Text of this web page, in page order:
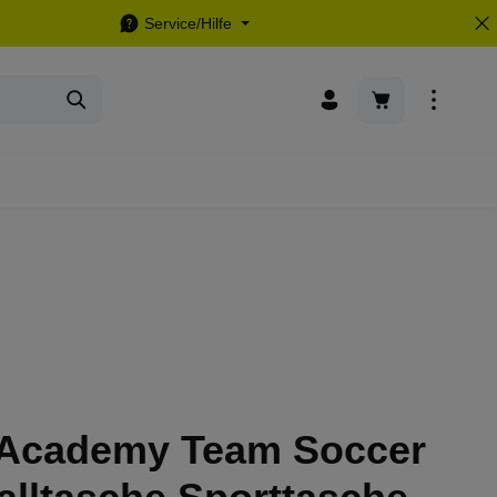
Service/Hilfe
Warenkorb
Team Soccer